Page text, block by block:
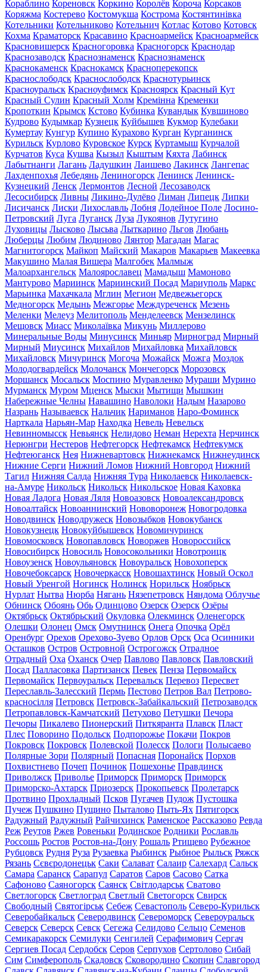
Кораблино Кореновск Коркино Королёв Короча Корсаков
Коряжма Костерево Костомукша Кострома Костянтинівка
Котельники Котельниково Котельнич Котлас Котово Котовск
Кохма Краматорск Красавино Красноармейск Красноармейск
Красновишерск Красногоровка Красногорск Краснодар
Краснозаводск Краснознаменск Краснознаменск
Краснокаменск Краснокамск Красноперекопск
Краснослободск Краснослободск Краснотурьинск
Красноуральск Красноуфимск Красноярск Красный Кут
Красный Сулин Красный Холм Кремінна Кременки
Кропоткин Крымск Кстово Кубинка Кувандык Кувшиново
Кудрово Кудымкар Кузнецк Куйбышев Кукмор Кулебаки
Кумертау Кунгур Купино Курахово Курган Курганинск
Курильск Курлово Куровское Курск Куртамыш Курчалой
Курчатов Куса Кушва Кызыл Кыштым Кяхта Лабинск
Лабытнанги Лагань Ладушкин Лаишево Лакинск Лангепас
Лахденпохья Лебедянь Лениногорск Ленинск Ленинск-
Кузнецкий Ленск Лермонтов Лесной Лесозаводск
Лесосибирск Ливны Ликино-Дулёво Лиман Липецк Липки
Лисичанск Лиски Лихославль Лобня Лодейное Поле Лосино-
Петровский Луга Луганск Луза Лукоянов Лутугино
Луховицы Лысково Лысьва Лыткарино Льгов Любань
Люберцы Любим Людиново Лянтор Магадан Магас
Магнитогорск Майкоп Майский Макаров Макарьев Макеевка
Макушино Малая Вишера Малгобек Малмыж
Малоархангельск Малоярославец Мамадыш Мамоново
Мантурово Мариинск Мариинский Посад Мариуполь Маркс
Марьинка Махачкала Мглин Мегион Медвежьегорск
Медногорск Медынь Межгорье Междуреченск Мезень
Меленки Мелеуз Мелитополь Менделеевск Мензелинск
Мещовск Миасс Миколаївка Микунь Миллерово
Минеральные Воды Минусинск Миньяр Мирноград Мирный
Мирный Миусинск Михайлов Михайловка Михайловск
Михайловск Мичуринск Могоча Можайск Можга Моздок
Молодогвардейск Молочанск Мончегорск Морозовск
Моршанск Мосальск Моспино Муравленко Мураши Мурино
Мурманск Муром Мценск Мыски Мытищи Мышкин
Набережные Челны Навашино Наволоки Надым Назарово
Назрань Называевск Нальчик Нариманов Наро-Фоминск
Нарткала Нарьян-Мар Находка Невель Невельск
Невинномысск Невьянск Нелидово Неман Нерехта Нерчинск
Нерюнгри Нестеров Нефтегорск Нефтекамск Нефтекумск
Нефтеюганск Нея Нижневартовск Нижнекамск Нижнеудинск
Нижние Серги Нижний Ломов Нижний Новгород Нижний
Тагил Нижняя Салда Нижняя Тура Николаевск Николаевск-
на-Амуре Никольск Никольск Никольское Новая Каховка
Новая Ладога Новая Ляля Новоазовск Новоалександровск
Новоалтайск Новоаннинский Нововоронеж Новогродовка
Новодвинск Новодружеск Новозыбков Новокубанск
Новокузнецк Новокуйбышевск Новомичуринск
Новомосковск Новопавловск Новоржев Новороссийск
Новосибирск Новосиль Новосокольники Новотроицк
Новоузенск Новоульяновск Новоуральск Новохоперск
Новочебоксарск Новочеркасск Новошахтинск Новый Оскол
Новый Уренгой Ногинск Нолинск Норильск Ноябрьск
Нурлат Нытва Нюрба Нягань Нязепетровск Няндома Облучье
Обнинск Обоянь Обь Одинцово Озерск Озерск Озёры
Октябрьск Октябрьский Окуловка Олекминск Оленегорск
Олешки Олонец Омск Омутнинск Онега Опочка Орёл
Оренбург Орехов Орехово-Зуево Орлов Орск Оса Осинники
Осташков Остров Островной Острогожск Отрадное
Отрадный Оха Оханск Очер Павлово Павловск Павловский
Посад Палласовка Партизанск Певек Пенза Первомайск
Первомайск Первоуральск Перевальск Перевоз Пересвет
Переславль-Залесский Пермь Пестово Петров Вал Петрово-
красносілля Петровск Петровск-Забайкальский Петрозаводск
Петропавловск-Камчатский Петухово Петушки Печора
Печоры Пикалево Пионерский Питкяранта Плавск Пласт
Плес Поворино Подольск Подпорожье Покачи Покров
Покровск Покровск Полевской Полесск Пологи Полысаево
Полярные Зори Полярный Попасная Поронайск Порхов
Похвистнево Почеп Починок Пошехонье Правдинск
Приволжск Приволье Приморск Приморск Приморск
Приморско-Ахтарск Приозерск Прокопьевск Пролетарск
Протвино Прохладный Псков Пугачев Пудож Пустошка
Пучеж Пушкино Пущино Пыталово Пыть-Ях Пятигорск
Радужный Радужный Райчихинск Раменское Рассказово Ревда
Реж Реутов Ржев Ровеньки Родинское Родники Рославль
Россошь Ростов Ростов-на-Дону Рошаль Ртищево Рубежное
Рубцовск Рудня Руза Рузаевка Рыбинск Рыбное Рыльск Ряжск
Рязань Сєвєродонецьк Саки Салават Салаир Салехард Сальск
Самара Саранск Сарапул Саратов Саров Сасово Сатка
Сафоново Саяногорск Саянск Світлодарськ Сватово
Светлогорск Светлоград Светлый Светогорск Свирск
Свободный Святогірськ Себеж Севастополь Северо-Курильск
Северобайкальск Северодвинск Североморск Североуральск
Северск Северск Севск Сегежа Селидово Сельцо Семенов
Семикаракорск Семилуки Сенгилей Серафимович Сергач
Сергиев Посад Сердобск Серов Серпухов Сертолово Сибай
Сим Симферополь Скадовск Сковородино Скопин Славгород